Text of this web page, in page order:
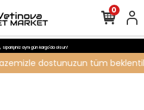
siparişiniz aynı gün kargo'da olsun!
dostunuzun tüm
0